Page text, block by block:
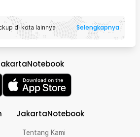
di kota lainnya Selengkapnya
JakartaNotebook
Tentang Kami